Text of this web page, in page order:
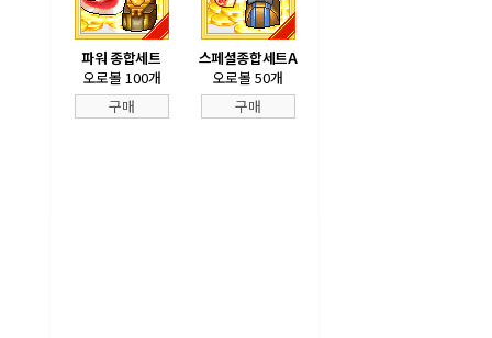
파워 종합세트
오로볼 100개
구매
스페셜종합세트A
오로볼 50개
구매